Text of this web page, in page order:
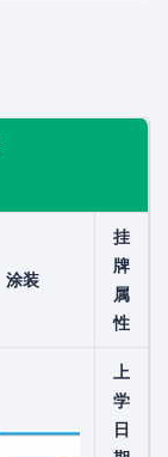
涂装
挂
牌
属
性
上
学
日